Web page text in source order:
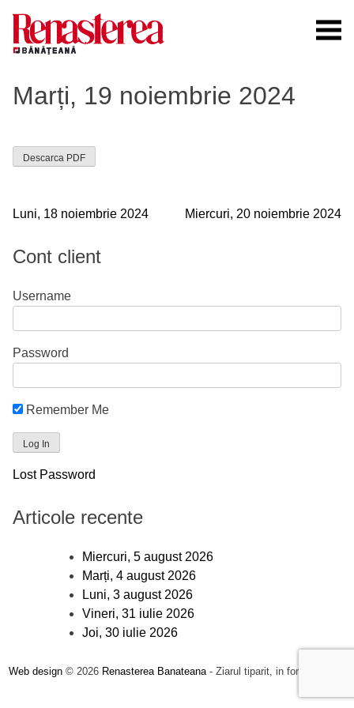
content
Marți, 19 noiembrie 2024
Descarca PDF
Navigare
în
Luni, 18 noiembrie 2024 Miercuri, 20 noiembrie 2024
Cont client
Username
Password
Remember Me
Lost Password
Articole recente
Miercuri, 5 august 2026
Marți, 4 august 2026
Luni, 3 august 2026
Vineri, 31 iulie 2026
Joi, 30 iulie 2026
Web design© 2026 Renasterea Banateana- Ziarul tiparit, in format online